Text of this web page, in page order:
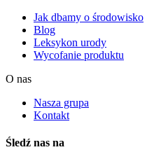
Jak dbamy o środowisko
Blog
Leksykon urody
Wycofanie produktu
O nas
Nasza grupa
Kontakt
Śledź nas na